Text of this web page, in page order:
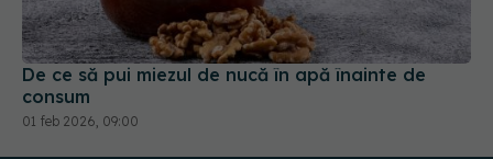
De ce să pui miezul de nucă în apă înainte de
consum
01 feb 2026, 09:00